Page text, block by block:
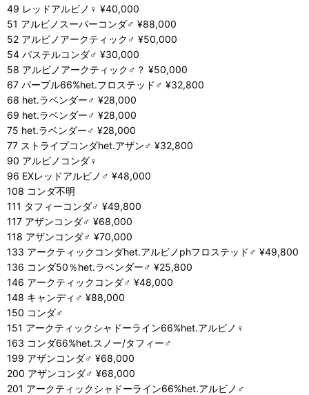
49 レッドアルビノ♀ ¥40,000
51 アルビノスーパーコンダ♂ ¥88,000
52 アルビノアークティック♂ ¥50,000
54 パステルコンダ♂ ¥30,000
58 アルビノアークティック♂？ ¥50,000
67 パープル66%het.フロステッド♂ ¥32,800
68 het.ラベンダー♂ ¥28,000
69 het.ラベンダー♂ ¥28,000
75 het.ラベンダー♂ ¥28,000
77 ストライプコンダhet.アザン♂ ¥32,800
90 アルビノコンダ♀
96 EXレッドアルビノ♂ ¥48,000
108 コンダ不明
111 タフィーコンダ♂ ¥49,800
117 アザンコンダ♂ ¥68,000
118 アザンコンダ♂ ¥70,000
133 アークティックコンダhet.アルビノphフロステッド♂ ¥49,800
136 コンダ50％het.ラベンダー♂ ¥25,800
146 アークティックコンダ♂ ¥48,000
148 キャンディ♂ ¥88,000
150 コンダ♂
151 アークティックシャドーライン66%het.アルビノ♀
163 コンダ66%het.スノー/タフィー♂
199 アザンコンダ♂ ¥68,000
200 アザンコンダ♂ ¥68,000
201 アークティックシャドーライン66%het.アルビノ♂